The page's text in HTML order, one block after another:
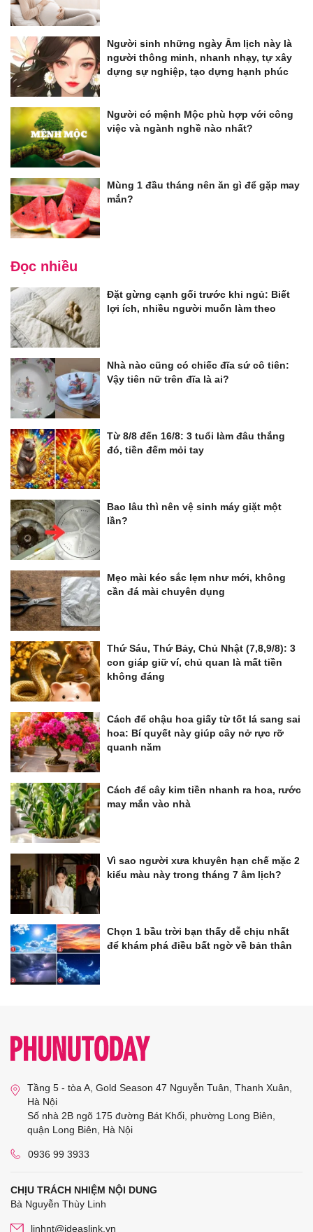
Người sinh những ngày Âm lịch này là
người thông minh, nhanh nhạy, tự xây
dựng sự nghiệp, tạo dựng hạnh phúc
Người có mệnh Mộc phù hợp với công
việc và ngành nghề nào nhất?
Mùng 1 đầu tháng nên ăn gì để gặp may
mắn?
Đọc nhiều
Đặt gừng cạnh gối trước khi ngủ: Biết
lợi ích, nhiều người muốn làm theo
Nhà nào cũng có chiếc đĩa sứ cô tiên:
Vậy tiên nữ trên đĩa là ai?
Từ 8/8 đến 16/8: 3 tuổi làm đâu thắng
đó, tiền đếm mỏi tay
Bao lâu thì nên vệ sinh máy giặt một
lần?
Mẹo mài kéo sắc lẹm như mới, không
cần đá mài chuyên dụng
Thứ Sáu, Thứ Bảy, Chủ Nhật (7,8,9/8): 3
con giáp giữ ví, chủ quan là mất tiền
không đáng
Cách để chậu hoa giấy từ tốt lá sang sai
hoa: Bí quyết này giúp cây nở rực rỡ
quanh năm
Cách để cây kim tiền nhanh ra hoa, rước
may mắn vào nhà
Vì sao người xưa khuyên hạn chế mặc 2
kiểu màu này trong tháng 7 âm lịch?
Chọn 1 bầu trời bạn thấy dễ chịu nhất
để khám phá điều bất ngờ về bản thân
Tầng 5 - tòa A, Gold Season 47 Nguyễn Tuân, Thanh Xuân,
Hà Nội
Số nhà 2B ngõ 175 đường Bát Khối, phường Long Biên,
quận Long Biên, Hà Nội
0936 99 3933
CHỊU TRÁCH NHIỆM NỘI DUNG
Bà Nguyễn Thùy Linh
linhnt@ideaslink.vn